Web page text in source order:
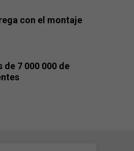
con el montaje
de 7 000 000 de